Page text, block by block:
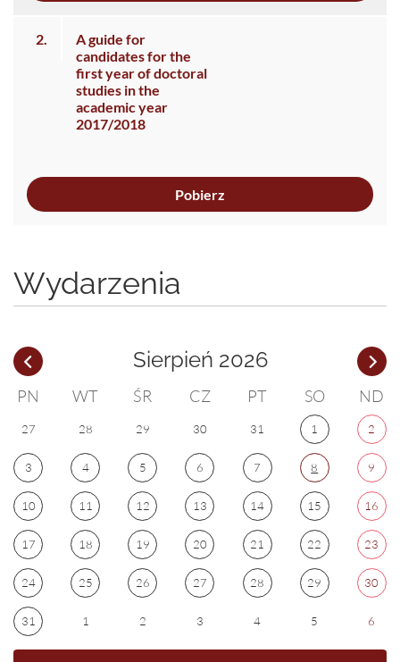
2.
A guide for
candidates for the
first year of doctoral
studies in the
academic year
2017/2018
Pobierz
Wydarzenia
Sierpień 2026
PN WT ŚR CZ PT SO ND
27 28 29 30 31 1 2
3 4 5 6 7 8 9
10 11 12 13 14 15 16
17 18 19 20 21 22 23
24 25 26 27 28 29 30
31 1 2 3 4 5 6